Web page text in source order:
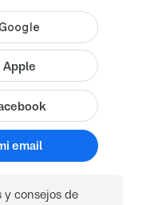
Apple
email
y consejos de